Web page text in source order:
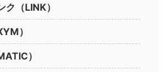
ク（LINK）
）
）